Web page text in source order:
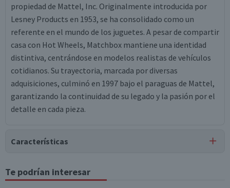
propiedad de Mattel, Inc. Originalmente introducida por
Lesney Products en 1953, se ha consolidado como un
referente en el mundo de los juguetes. A pesar de compartir
casa con Hot Wheels, Matchbox mantiene una identidad
distintiva, centrándose en modelos realistas de vehículos
cotidianos. Su trayectoria, marcada por diversas
adquisiciones, culminó en 1997 bajo el paraguas de Mattel,
garantizando la continuidad de su legado y la pasión por el
detalle en cada pieza.
Características
Tipo de Producto
Autos y Camionetas
Te podrían interesar